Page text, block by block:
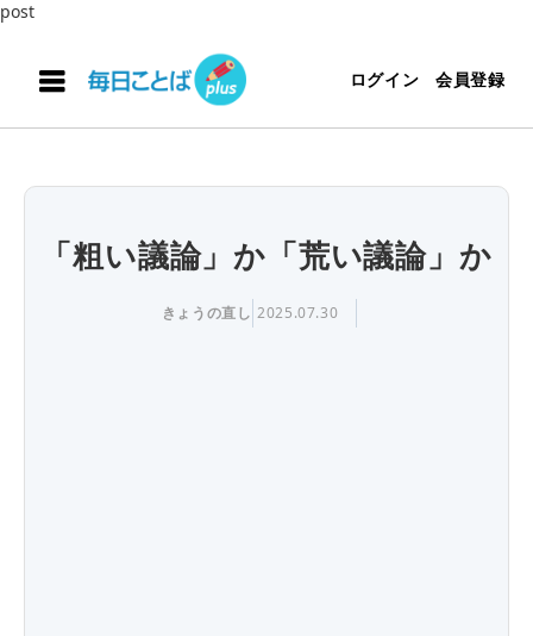
post
ログイン 会員登録
「粗い議論」か「荒い議論」か
きょうの直し 2025.07.30